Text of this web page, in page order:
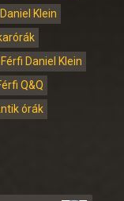
Klein
Férfi Daniel Klein
Q&Q
órák